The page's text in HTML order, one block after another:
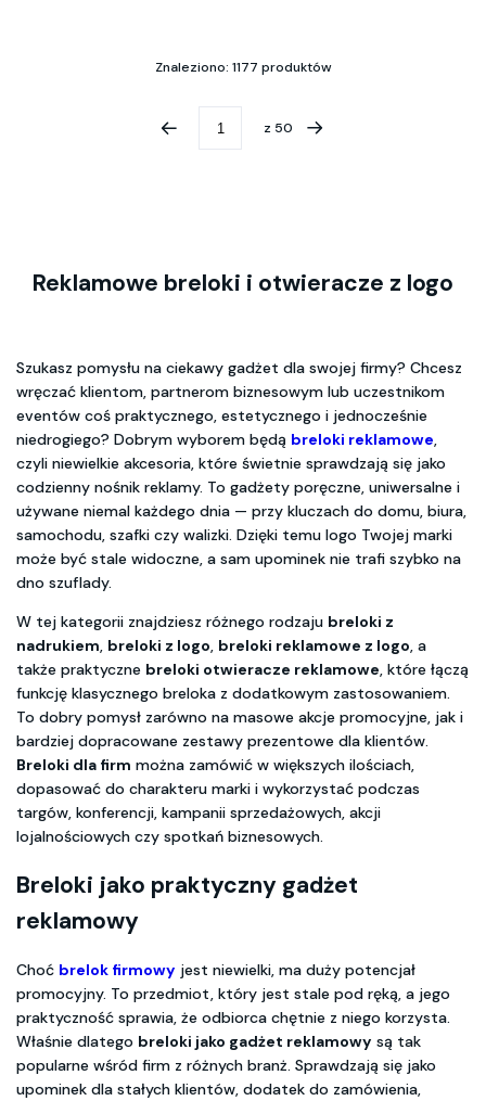
Znaleziono: 1177 produktów
z 50
Reklamowe breloki i otwieracze z logo
Szukasz pomysłu na ciekawy gadżet dla swojej firmy? Chcesz
wręczać klientom, partnerom biznesowym lub uczestnikom
eventów coś praktycznego, estetycznego i jednocześnie
niedrogiego? Dobrym wyborem będą breloki reklamowe,
czyli niewielkie akcesoria, które świetnie sprawdzają się jako
codzienny nośnik reklamy. To gadżety poręczne, uniwersalne i
używane niemal każdego dnia — przy kluczach do domu, biura,
samochodu, szafki czy walizki. Dzięki temu logo Twojej marki
może być stale widoczne, a sam upominek nie trafi szybko na
dno szuflady.
W tej kategorii znajdziesz różnego rodzaju breloki z
nadrukiem, breloki z logo, breloki reklamowe z logo, a
także praktyczne breloki otwieracze reklamowe, które łączą
funkcję klasycznego breloka z dodatkowym zastosowaniem.
To dobry pomysł zarówno na masowe akcje promocyjne, jak i
bardziej dopracowane zestawy prezentowe dla klientów.
Breloki dla firm można zamówić w większych ilościach,
dopasować do charakteru marki i wykorzystać podczas
targów, konferencji, kampanii sprzedażowych, akcji
lojalnościowych czy spotkań biznesowych.
Breloki jako praktyczny gadżet
reklamowy
Choć brelok firmowy jest niewielki, ma duży potencjał
promocyjny. To przedmiot, który jest stale pod ręką, a jego
praktyczność sprawia, że odbiorca chętnie z niego korzysta.
Właśnie dlatego breloki jako gadżet reklamowy są tak
popularne wśród firm z różnych branż. Sprawdzają się jako
upominek dla stałych klientów, dodatek do zamówienia,